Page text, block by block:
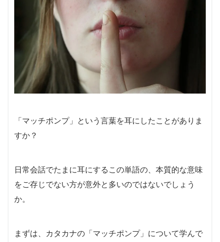
「マッチポンプ」という言葉を耳にしたことがありま
すか？
日常会話でたまに耳にするこの単語の、本質的な意味
をご存じでない方が意外と多いのではないでしょう
か。
まずは、カタカナの「マッチポンプ」について学んで